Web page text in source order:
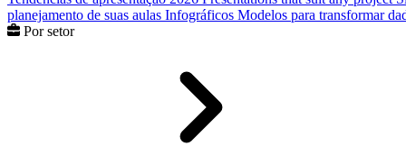
planejamento de suas aulas Infográficos Modelos para transformar
Por setor